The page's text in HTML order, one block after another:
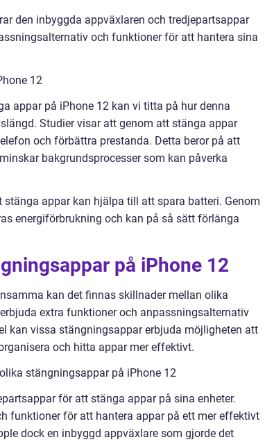
den inbyggda appväxlaren och tredjepartsappar
och funktioner för att hantera sina
12
appar på iPhone 12 kan vi titta på hur denna
Studier visar att genom att stänga appar
och förbättra prestanda. Detta beror på att
bakgrundsprocesser som kan påverka
appar kan hjälpa till att spara batteri. Genom
energiförbrukning och kan på så sätt förlänga
på iPhone 12
kan det finnas skillnader mellan olika
extra funktioner och anpassningsalternativ
kan vissa stängningsappar erbjuda möjligheten att
och hitta appar mer effektivt.
stängningsappar på iPhone 12
för att stänga appar på sina enheter.
funktioner för att hantera appar på ett mer effektivt
dock en inbyggd appväxlare som gjorde det